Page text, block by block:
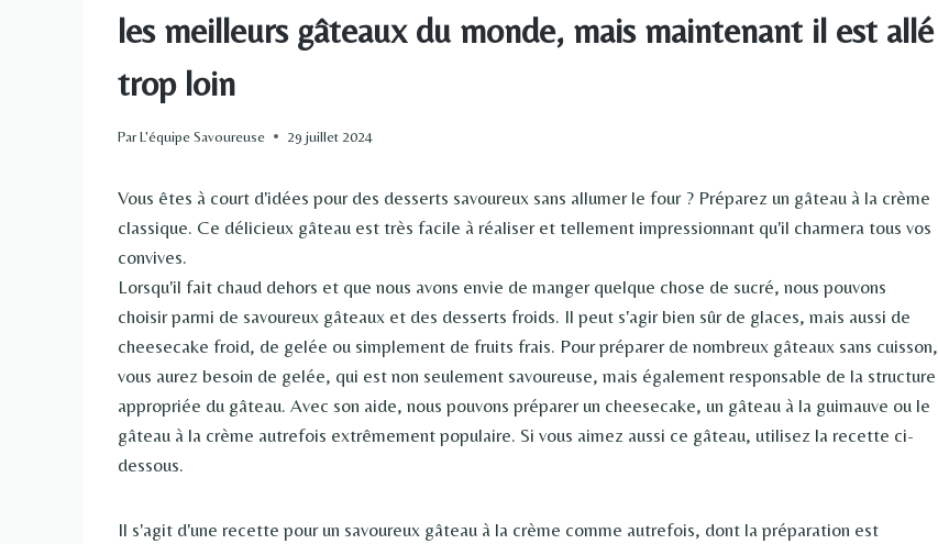
les meilleurs gâteaux du monde, mais maintenant il est allé
trop loin
ParL'équipe Savoureuse 29 juillet 2024
Vous êtes à court d'idées pour des desserts savoureux sans allumer le four ? Préparez un gâteau à la crème
classique. Ce délicieux gâteau est très facile à réaliser et tellement impressionnant qu'il charmera tous vos
convives.
Lorsqu'il fait chaud dehors et que nous avons envie de manger quelque chose de sucré, nous pouvons
choisir parmi de savoureux gâteaux et des desserts froids. Il peut s'agir bien sûr de glaces, mais aussi de
cheesecake froid, de gelée ou simplement de fruits frais. Pour préparer de nombreux gâteaux sans cuisson,
vous aurez besoin de gelée, qui est non seulement savoureuse, mais également responsable de la structure
appropriée du gâteau. Avec son aide, nous pouvons préparer un cheesecake, un gâteau à la guimauve ou le
gâteau à la crème autrefois extrêmement populaire. Si vous aimez aussi ce gâteau, utilisez la recette ci-
dessous.
Il s'agit d'une recette pour un savoureux gâteau à la crème comme autrefois, dont la préparation est